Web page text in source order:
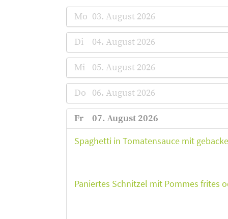
Mo 03. August 2026
Di 04. August 2026
Mi 05. August 2026
Do 06. August 2026
Fr
07. August 2026
Spaghetti in Tomatensauce mit
Paniertes Schnitzel mit Pommes frites